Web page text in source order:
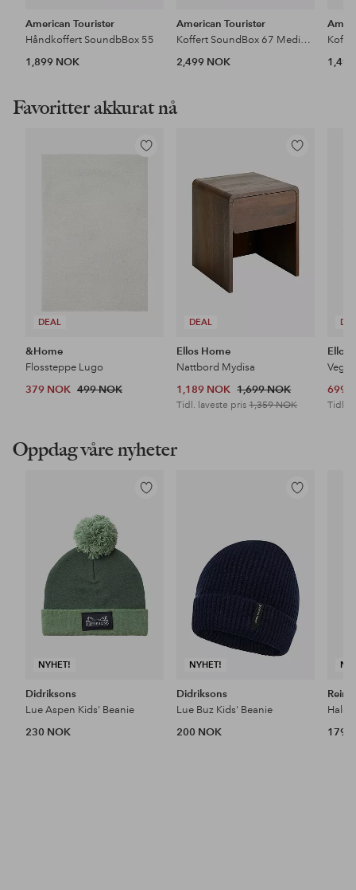
American Tourister
Håndkoffert SoundbBox 55
1,899 NOK
American Tourister
Koffert SoundBox 67 Medium
2,499 NOK
Favoritter akkurat nå
DEAL
Legg
&Home
Flossteppe Lugo
379 NOK 499 NOK
DEAL
Legg
favoritter
Ellos Home
Nattbord Mydisa
1,189 NOK 1,699 NOK
Tidl. laveste pris1,359 NOK
Ellos
699
Tidl.
Oppdag våre nyheter
NYHET!
Legg
Didriksons
Lue Aspen Kids' Beanie
230 NOK
NYHET!
Legg
Didriksons
Lue Buz Kids' Beanie
200 NOK
179